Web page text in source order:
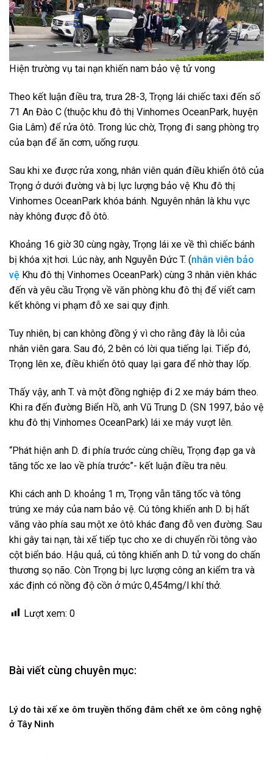
Hiện trường vụ tai nạn khiến nam bảo vệ tử vong
Theo kết luận điều tra, trưa 28-3, Trọng lái chiếc taxi đến số
71 An Đào C (thuộc khu đô thị Vinhomes OceanPark, huyện
Gia Lâm) để rửa ôtô. Trong lúc chờ, Trọng đi sang phòng trọ
của bạn để ăn cơm, uống rượu.
Sau khi xe được rửa xong, nhân viên quán điều khiển ôtô của
Trọng ở dưới đường và bị lực lượng bảo vệ Khu đô thị
Vinhomes OceanPark khóa bánh. Nguyên nhân là khu vực
này không được đỗ ôtô.
Khoảng 16 giờ 30 cùng ngày, Trọng lái xe về thì chiếc bánh
bị khóa xịt hơi. Lúc này, anh Nguyễn Đức T. (nhân viên bảo
vệ Khu đô thị Vinhomes OceanPark) cùng 3 nhân viên khác
đến và yêu cầu Trọng về văn phòng khu đô thị để viết cam
kết không vi phạm đỗ xe sai quy định.
Tuy nhiên, bị can không đồng ý vì cho rằng đây là lỗi của
nhân viên gara. Sau đó, 2 bên có lời qua tiếng lại. Tiếp đó,
Trọng lên xe, điều khiển ôtô quay lại gara để nhờ thay lốp.
Thấy vậy, anh T. và một đồng nghiệp đi 2 xe máy bám theo.
Khi ra đến đường Biển Hồ, anh Vũ Trung D. (SN 1997, bảo vệ
khu đô thị Vinhomes OceanPark) lái xe máy vượt lên.
“Phát hiện anh D. đi phía trước cùng chiều, Trọng đạp ga và
tăng tốc xe lao về phía trước”- kết luận điều tra nêu.
Khi cách anh D. khoảng 1 m, Trọng vẫn tăng tốc và tông
trúng xe máy của nam bảo vệ. Cú tông khiến anh D. bị hất
văng vào phía sau một xe ôtô khác đang đỗ ven đường. Sau
khi gây tai nạn, tài xế tiếp tục cho xe di chuyển rồi tông vào
cột biển báo. Hậu quả, cú tông khiến anh D. tử vong do chấn
thương sọ não. Còn Trọng bị lực lượng công an kiểm tra và
xác định có nồng độ cồn ở mức 0,454mg/l khí thở.
Lượt xem: 0
Bài viết cùng chuyên mục:
Lý do tài xế xe ôm truyền thống đâm chết xe ôm công nghệ
ở Tây Ninh